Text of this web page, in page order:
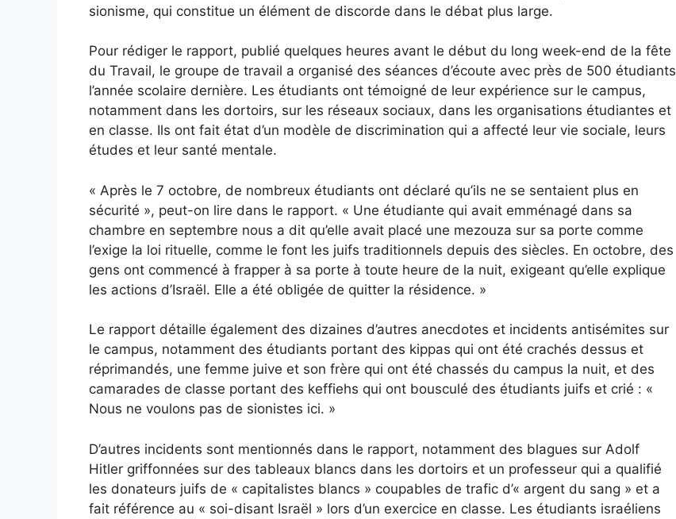
sionisme, qui constitue un élément de discorde dans le débat plus large.
Pour rédiger le rapport, publié quelques heures avant le début du long week-end de la fête
du Travail, le groupe de travail a organisé des séances d’écoute avec près de 500 étudiants
l’année scolaire dernière. Les étudiants ont témoigné de leur expérience sur le campus,
notamment dans les dortoirs, sur les réseaux sociaux, dans les organisations étudiantes et
en classe. Ils ont fait état d’un modèle de discrimination qui a affecté leur vie sociale, leurs
études et leur santé mentale.
« Après le 7 octobre, de nombreux étudiants ont déclaré qu’ils ne se sentaient plus en
sécurité », peut-on lire dans le rapport. « Une étudiante qui avait emménagé dans sa
chambre en septembre nous a dit qu’elle avait placé une mezouza sur sa porte comme
l’exige la loi rituelle, comme le font les juifs traditionnels depuis des siècles. En octobre, des
gens ont commencé à frapper à sa porte à toute heure de la nuit, exigeant qu’elle explique
les actions d’Israël. Elle a été obligée de quitter la résidence. »
Le rapport détaille également des dizaines d’autres anecdotes et incidents antisémites sur
le campus, notamment des étudiants portant des kippas qui ont été crachés dessus et
réprimandés, une femme juive et son frère qui ont été chassés du campus la nuit, et des
camarades de classe portant des keffiehs qui ont bousculé des étudiants juifs et crié : «
Nous ne voulons pas de sionistes ici. »
D’autres incidents sont mentionnés dans le rapport, notamment des blagues sur Adolf
Hitler griffonnées sur des tableaux blancs dans les dortoirs et un professeur qui a qualifié
les donateurs juifs de « capitalistes blancs » coupables de trafic d’« argent du sang » et a
fait référence au « soi-disant Israël » lors d’un exercice en classe. Les étudiants israéliens